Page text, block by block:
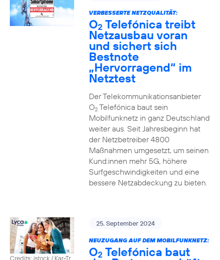
VERBESSERTE NETZQUALITÄT:
O2 Telefónica treibt
Netzausbau voran
und sichert sich
Bestnote
„Hervorragend“ im
Netztest
Der Telekommunikationsanbieter
O2Telefónica baut sein
Mobilfunknetz in ganz Deutschland
weiter aus. Seit Jahresbeginn hat
der Netzbetreiber 4800
Maßnahmen umgesetzt, um seinen
Kund:innen mehr 5G, höhere
Surfgeschwindigkeiten und eine
bessere Netzabdeckung zu bieten.
Credits: istock / Kar-Tr
25. September 2024
NEUZUGANG AUF DEM MOBILFUNKNETZ:
O2 Telefónica baut